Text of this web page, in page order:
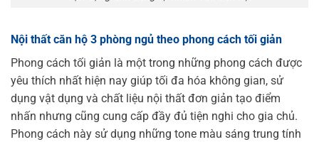
Nội thất căn hộ 3 phòng ngủ theo phong cách tối giản
Phong cách tối giản là một trong những phong cách được
yêu thích nhất hiện nay giúp tối đa hóa không gian, sử
dụng vật dụng và chất liệu nội thất đơn giản tạo điểm
nhấn nhưng cũng cung cấp đầy đủ tiện nghi cho gia chủ.
Phong cách này sử dụng những tone màu sáng trung tính